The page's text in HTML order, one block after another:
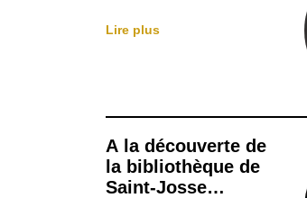
Lire plus
A la découverte de
la bibliothèque de
Saint-Josse…